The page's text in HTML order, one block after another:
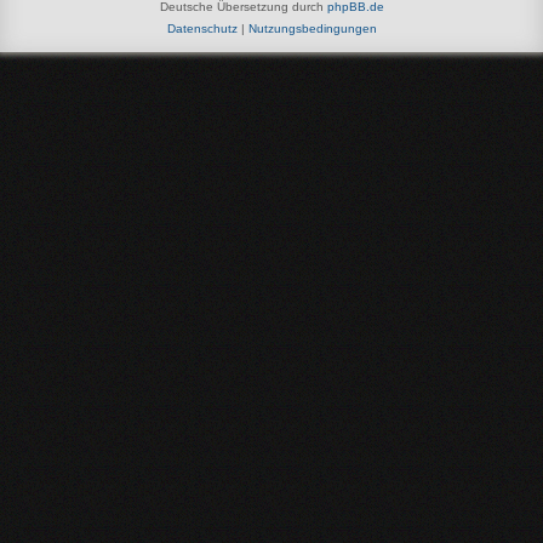
Deutsche Übersetzung durch phpBB.de
Datenschutz| Nutzungsbedingungen